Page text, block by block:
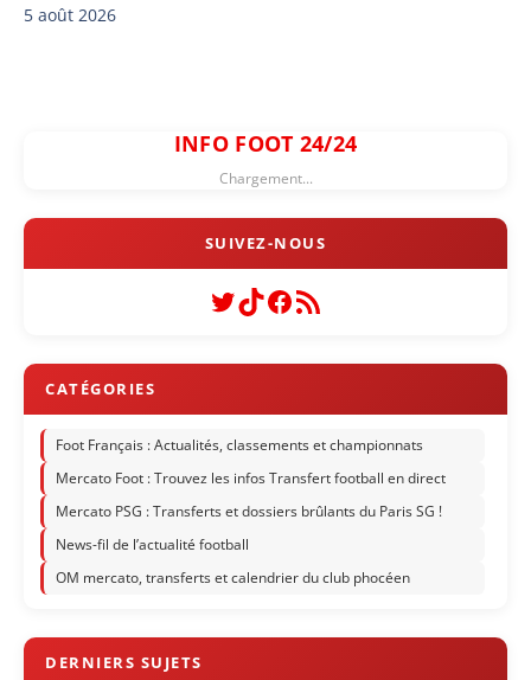
5 août 2026
INFO FOOT 24/24
Chargement...
Twitter
TikTok
Facebook
Flux RSS
Foot Français : Actualités, classements et championnats
Mercato Foot : Trouvez les infos Transfert football en direct
Mercato PSG : Transferts et dossiers brûlants du Paris SG !
News-fil de l’actualité football
OM mercato, transferts et calendrier du club phocéen